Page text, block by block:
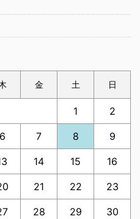
金 土 日
1 2
6 7 8 9
14 15 16
21 22 23
28 29 30